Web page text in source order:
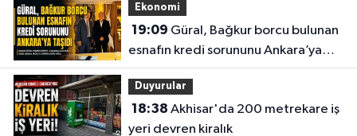
Ekonomi
19:09
esnafın kredi sorununu Ankara’ya
taşıdı
Duyurular
18:38
yeri devren kiralık